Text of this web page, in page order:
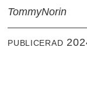
TommyNorin
PUBLICERAD